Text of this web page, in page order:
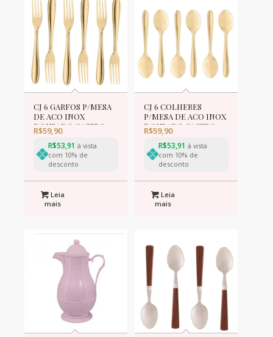
CJ 6 GARFOS P/MESA
DE ACO INOX
DOURADO GASTRO
19cm
R$59,90
R$53,91 à vista
com 10% de
desconto
Leia
mais
CJ 6 COLHERES
P/MESA DE ACO INOX
DOURADO GASTRO
19cm
R$59,90
R$53,91 à vista
com 10% de
desconto
Leia
mais